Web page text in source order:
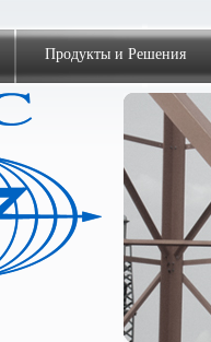
Продукты и Решения